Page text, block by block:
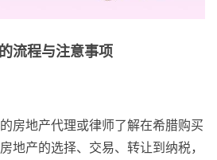
流程与注意事项
房地产代理或律师了解在希腊购买
地产的选择、交易、转让到纳税，